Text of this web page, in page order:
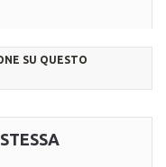
SU QUESTO